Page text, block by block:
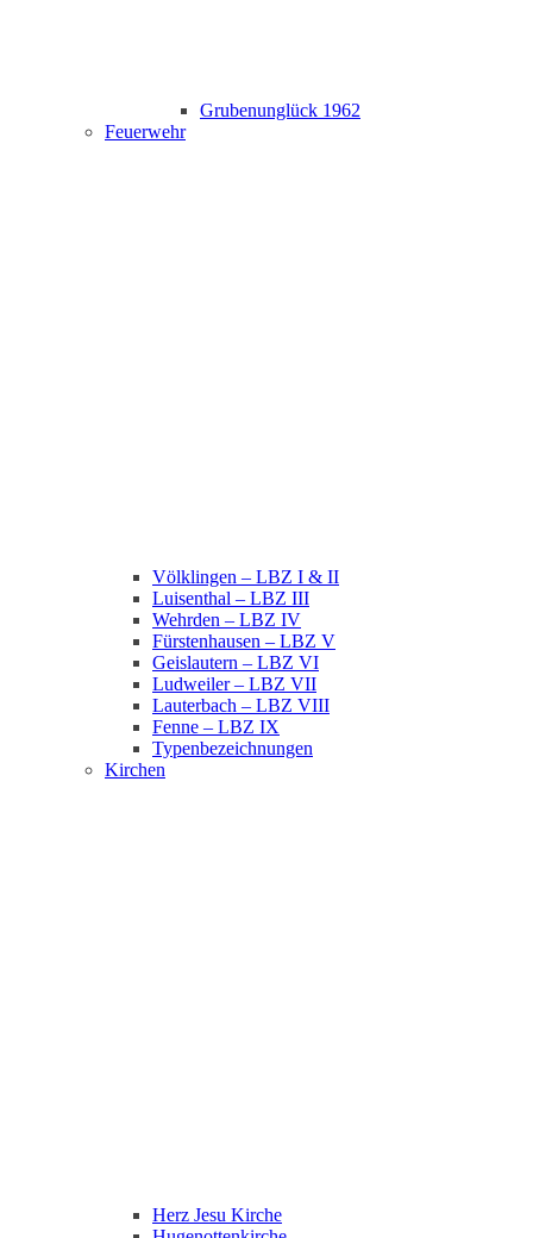
Grubenunglück 1962
Feuerwehr
Völklingen – LBZ I & II
Luisenthal – LBZ III
Wehrden – LBZ IV
Fürstenhausen – LBZ V
Geislautern – LBZ VI
Ludweiler – LBZ VII
Lauterbach – LBZ VIII
Fenne – LBZ IX
Typenbezeichnungen
Kirchen
Herz Jesu Kirche